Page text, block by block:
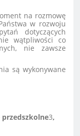
na rozmowę
w rozwoju
dotyczących
wątpliwości co
nie zawsze
są wykonywane
3,